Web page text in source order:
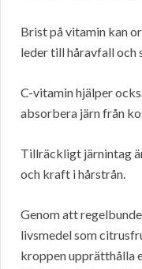
Brist på vitamin kan
leder till håravfall och
C-vitamin hjälper
absorbera järn från
Tillräckligt järnintag
och kraft i hårstrån.
Genom att
livsmedel som
kroppen upprätthålla